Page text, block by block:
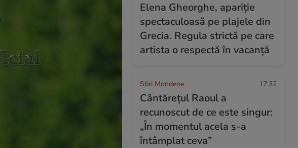
Elena Gheorghe, apariție
spectaculoasă pe plajele din
Grecia. Regula strictă pe care
artista o respectă în vacanță
Stiri Mondene 17:32
Cântărețul Raoul a
recunoscut de ce este singur:
„În momentul acela s-a
întâmplat ceva”